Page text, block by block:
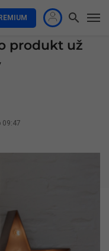
produkt už
09:47